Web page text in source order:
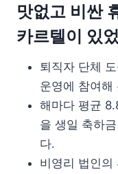
맛없고 비싼
카르텔이 있
퇴직자 단체
운영에 참여해
해마다 평균
을 생일 축하
다.
비영리 법인의